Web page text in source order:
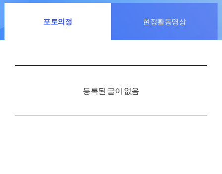
포토의정 현장활동영상
등록된 글이 없음